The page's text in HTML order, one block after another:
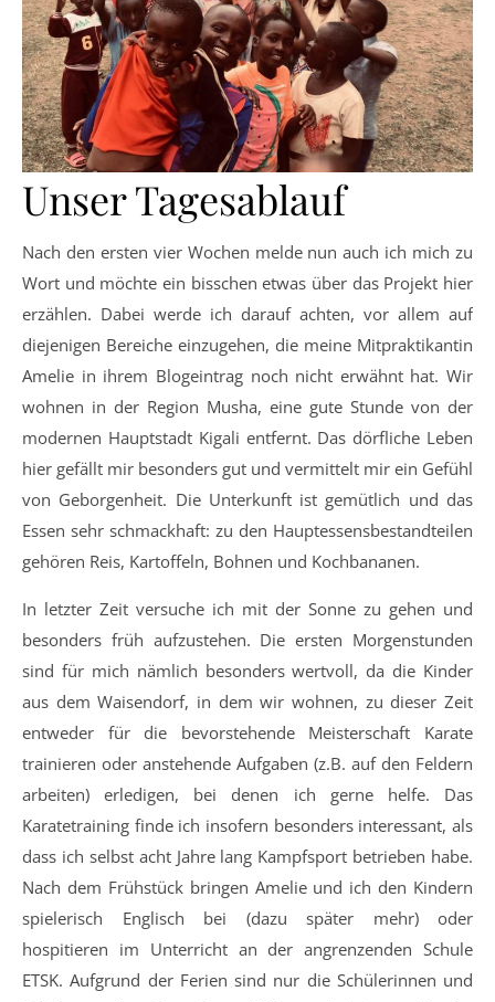
Unser Tagesablauf
Nach den ersten vier Wochen melde nun auch ich mich zu
Wort und möchte ein bisschen etwas über das Projekt hier
erzählen. Dabei werde ich darauf achten, vor allem auf
diejenigen Bereiche einzugehen, die meine Mitpraktikantin
Amelie in ihrem Blogeintrag noch nicht erwähnt hat. Wir
wohnen in der Region Musha, eine gute Stunde von der
modernen Hauptstadt Kigali entfernt. Das dörfliche Leben
hier gefällt mir besonders gut und vermittelt mir ein Gefühl
von Geborgenheit. Die Unterkunft ist gemütlich und das
Essen sehr schmackhaft: zu den Hauptessensbestandteilen
gehören Reis, Kartoffeln, Bohnen und Kochbananen.
In letzter Zeit versuche ich mit der Sonne zu gehen und
besonders früh aufzustehen. Die ersten Morgenstunden
sind für mich nämlich besonders wertvoll, da die Kinder
aus dem Waisendorf, in dem wir wohnen, zu dieser Zeit
entweder für die bevorstehende Meisterschaft Karate
trainieren oder anstehende Aufgaben (z.B. auf den Feldern
arbeiten) erledigen, bei denen ich gerne helfe. Das
Karatetraining finde ich insofern besonders interessant, als
dass ich selbst acht Jahre lang Kampfsport betrieben habe.
Nach dem Frühstück bringen Amelie und ich den Kindern
spielerisch Englisch bei (dazu später mehr) oder
hospitieren im Unterricht an der angrenzenden Schule
ETSK. Aufgrund der Ferien sind nur die Schülerinnen und